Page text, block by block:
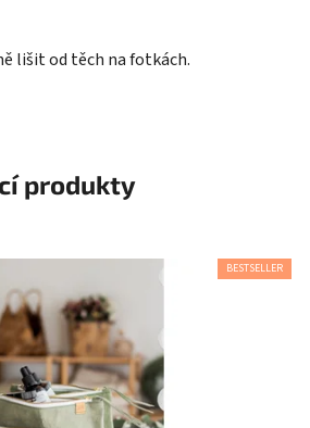
lišit od těch na fotkách.
produkty
BESTSELLER